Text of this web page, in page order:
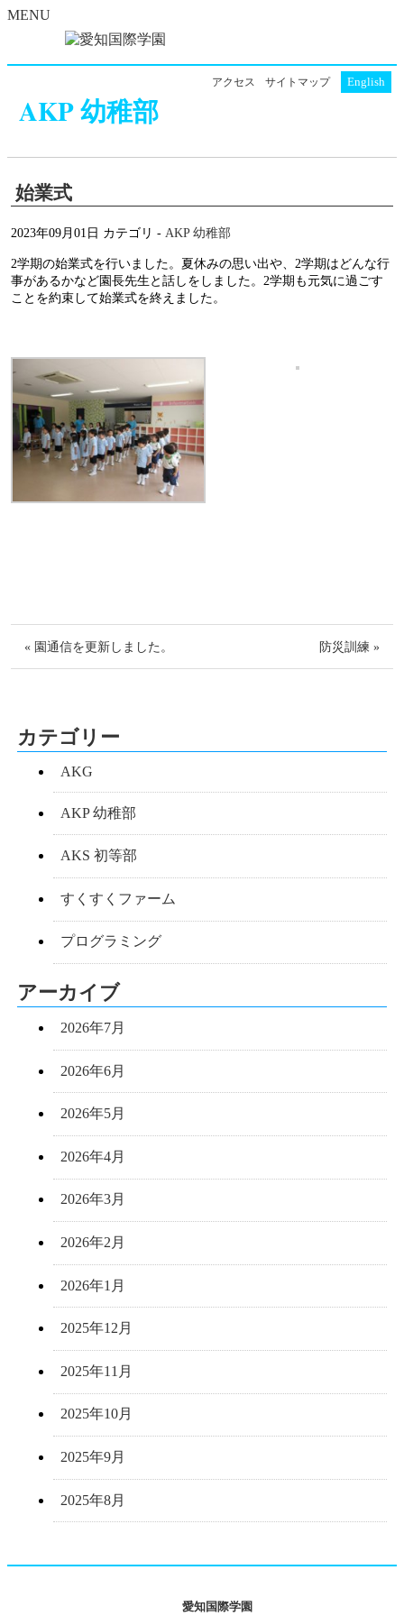
MENU
アクセス サイトマップ English
AKP 幼稚部
始業式
2023年09月01日 カテゴリ -AKP 幼稚部
2学期の始業式を行いました。夏休みの思い出や、2学期はどんな行
事があるかなど園長先生と話しをしました。2学期も元気に過ごす
ことを約束して始業式を終えました。
« 園通信を更新しました。 防災訓練 »
カテゴリー
AKG
AKP 幼稚部
AKS 初等部
すくすくファーム
プログラミング
アーカイブ
2026年7月
2026年6月
2026年5月
2026年4月
2026年3月
2026年2月
2026年1月
2025年12月
2025年11月
2025年10月
2025年9月
2025年8月
愛知国際学園